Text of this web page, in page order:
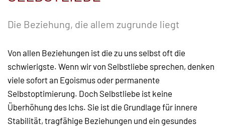
Die Beziehung, die allem zugrunde liegt
Von allen Beziehungen ist die zu uns selbst oft die
schwierigste. Wenn wir von Selbstliebe sprechen, denken
viele sofort an Egoismus oder permanente
Selbstoptimierung. Doch Selbstliebe ist keine
Überhöhung des Ichs. Sie ist die Grundlage für innere
Stabilität, tragfähige Beziehungen und ein gesundes